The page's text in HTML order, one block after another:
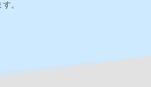
。